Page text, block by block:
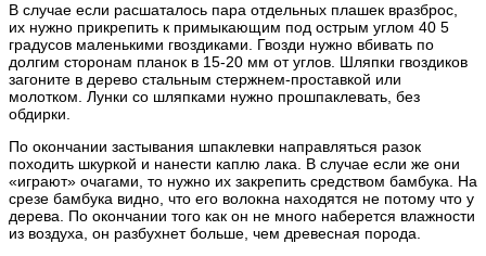
В случае если расшаталось пара отдельных плашек вразброс,
их нужно прикрепить к примыкающим под острым углом 40 5
градусов маленькими гвоздиками. Гвозди нужно вбивать по
долгим сторонам планок в 15-20 мм от углов. Шляпки гвоздиков
загоните в дерево стальным стержнем-проставкой или
молотком. Лунки со шляпками нужно прошпаклевать, без
обдирки.
По окончании застывания шпаклевки направляться разок
походить шкуркой и нанести каплю лака. В случае если же они
«играют» очагами, то нужно их закрепить средством бамбука. На
срезе бамбука видно, что его волокна находятся не потому что у
дерева. По окончании того как он не много наберется влажности
из воздуха, он разбухнет больше, чем древесная порода.